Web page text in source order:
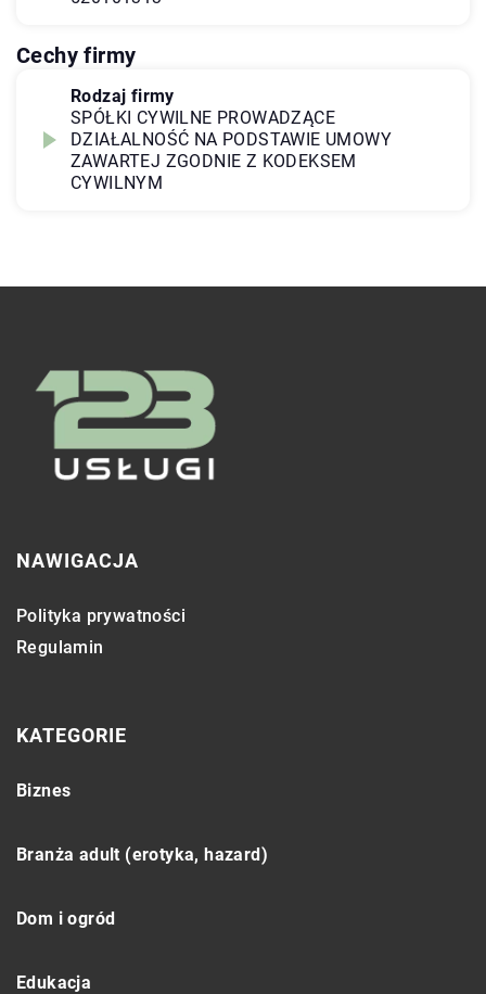
Cechy firmy
Rodzaj firmy
SPÓŁKI CYWILNE PROWADZĄCE
DZIAŁALNOŚĆ NA PODSTAWIE UMOWY
ZAWARTEJ ZGODNIE Z KODEKSEM
CYWILNYM
NAWIGACJA
Polityka prywatności
Regulamin
KATEGORIE
Biznes
Branża adult (erotyka, hazard)
Dom i ogród
Edukacja